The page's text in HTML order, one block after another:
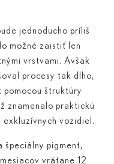
jednoducho príliš
možné zaistiť len
vrstvami. Avšak
procesy tak dlho,
pomocou štruktúry
znamenalo praktickú
vozidiel.
špeciálny pigment,
vrátane 12